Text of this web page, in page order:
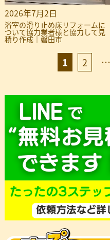
2026年7月2日
浴室の滑り止め床リフォームに
ついて協力業者様と協力して見
積り作成｜磐田市
ジ
1 2 …